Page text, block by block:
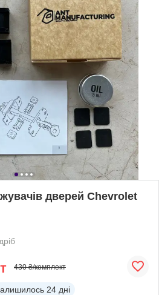
дверей Chevrolet
430 ₴/комплект
24 дні